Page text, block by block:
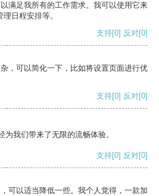
满足我所有的工作需求。我可以使用它来
日程安排等。
支持[0] 反对[0]
，可以简化一下，比如将设置页面进行优
支持[0] 反对[0]
我们带来了无限的流畅体验。
支持[0] 反对[0]
可以适当降低一些。我个人觉得，一款加